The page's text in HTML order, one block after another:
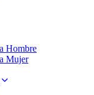
Hombre
Mujer